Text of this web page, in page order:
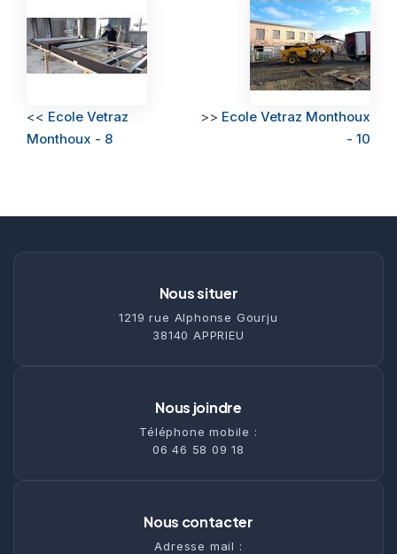
<< Ecole Vetraz
Monthoux - 8
>> Ecole Vetraz Monthoux
- 10
Nous situer
1219 rue Alphonse Gourju
38140 APPRIEU
Nous joindre
Téléphone mobile :
06 46 58 09 18
Nous contacter
Adresse mail :